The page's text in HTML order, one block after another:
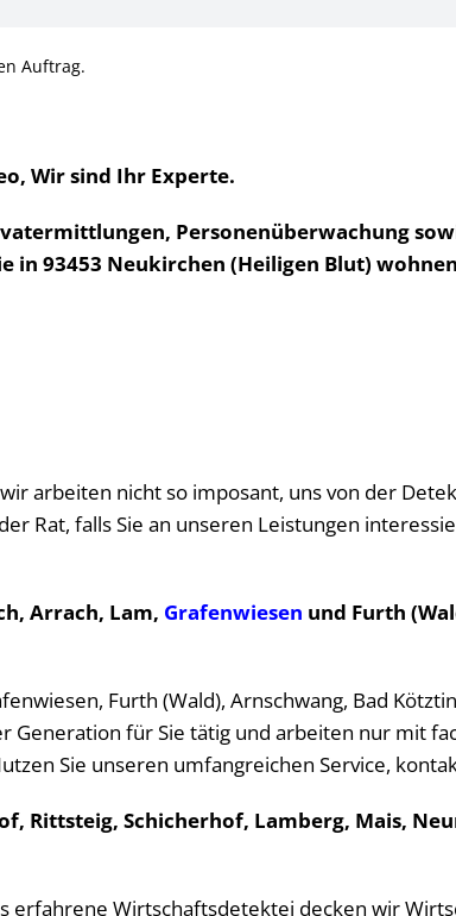
Auftrag.
Wir sind Ihr Experte.
Personenüberwachung
in 93453 Neukirchen (Heiligen Blut)
arbeiten nicht so imposant, uns von der
Rat, falls Sie an unseren Leistungen
Arrach, Lam, Grafenwiesen und Furth
Furth (Wald), Arnschwang, Bad
Generation für Sie tätig und arbeiten nur mit
Sie unseren umfangreichen Service,
Rittsteig, Schicherhof, Lamberg, Mais,
Wirtschaftsdetektei decken wir